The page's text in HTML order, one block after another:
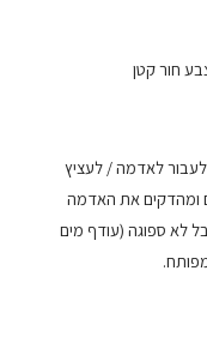
חור קטן
לעבור לאדמה / לעציץ
ומהדקים את האדמה
לא ספוגה (עודף מים